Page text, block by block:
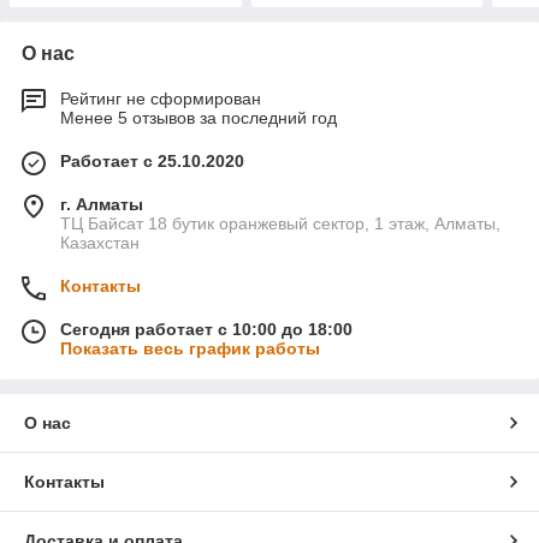
О нас
Рейтинг не сформирован
Менее 5 отзывов за последний год
Работает с 25.10.2020
г. Алматы
ТЦ Байсат 18 бутик оранжевый сектор, 1 этаж, Алматы,
Казахстан
Контакты
Сегодня работает с 10:00 до 18:00
Показать весь график работы
О нас
Контакты